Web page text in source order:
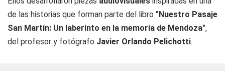
de las historias que forman parte del libro "Nuestro Pasaje
San Martín: Un laberinto en la memoria de Mendoza",
del profesor y fotógrafo Javier Orlando Pelichotti.